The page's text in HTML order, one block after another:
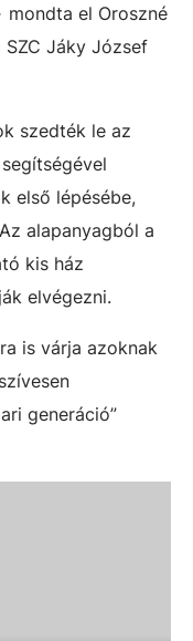
mondta el Oroszné
SZC Jáky József
szedték le az
első lépésébe,
alapanyagból a
kis ház
elvégezni.
is várja azoknak
generáció”